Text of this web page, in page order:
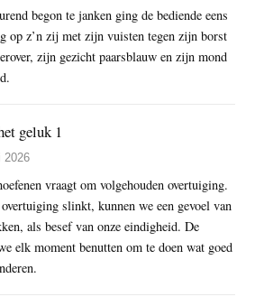
begon te janken ging de bediende eens
op z’n zij met zijn vuisten tegen zijn borst
zijn gezicht paarsblauw en zijn mond
geluk 1
2026
vraagt om volgehouden overtuiging.
slinkt, kunnen we een gevoel van
als besef van onze eindigheid. De
elk moment benutten om te doen wat goed